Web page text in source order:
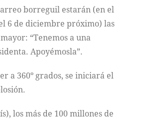
borreguil estarán (en el
6 de diciembre próximo) las
“Tenemos a una
Apoyémosla”.
a 360º grados, se iniciará el
los más de 100 millones de